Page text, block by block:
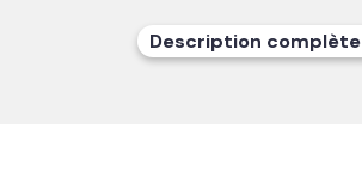
Description complète